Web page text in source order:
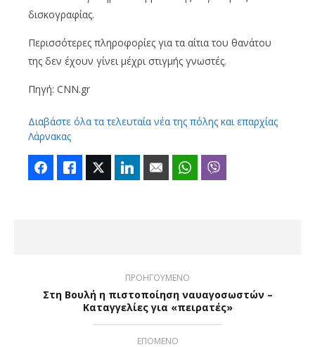
δισκογραφίας.
Περισσότερες πληροφορίες για τα αίτια του θανάτου
της δεν έχουν γίνει μέχρι στιγμής γνωστές.
Πηγή: CNN.gr
Διαβάστε όλα τα τελευταία νέα της πόλης και επαρχίας
Λάρνακας
FacebookLike Twitter LinkedIn Email WhatsApp
ΠΡΟΗΓΟΥΜΕΝΟ
Στη Βουλή η πιστοποίηση ναυαγοσωστών –
Καταγγελίες για «πειρατές»
ΕΠΟΜΕΝΟ